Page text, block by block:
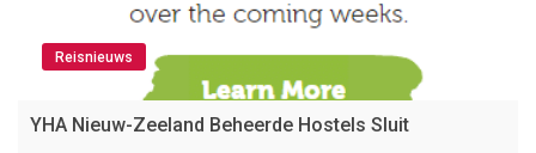
Reisnieuws
YHA Nieuw-Zeeland Beheerde Hostels Sluit